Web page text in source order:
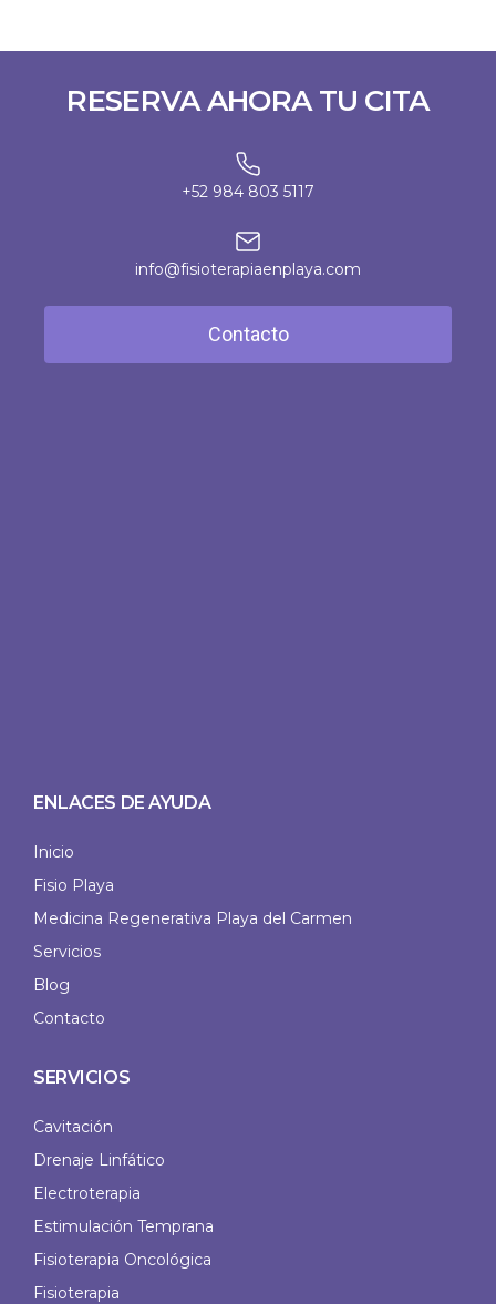
RESERVA AHORA TU CITA
+52 984 803 5117
info@fisioterapiaenplaya.com
Contacto
ENLACES DE AYUDA
Inicio
Fisio Playa
Medicina Regenerativa Playa del Carmen
Servicios
Blog
Contacto
SERVICIOS
Cavitación
Drenaje Linfático
Electroterapia
Estimulación Temprana
Fisioterapia Oncológica
Fisioterapia